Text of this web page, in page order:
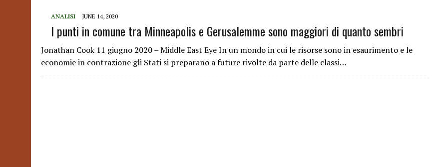
ANALISI JUNE 14, 2020
I punti in comune tra Minneapolis e Gerusalemme sono maggiori di quanto sembri
Jonathan Cook 11 giugno 2020 – Middle East Eye In un mondo in cui le risorse sono in esaurimento e le
economie in contrazione gli Stati si preparano a future rivolte da parte delle classi…